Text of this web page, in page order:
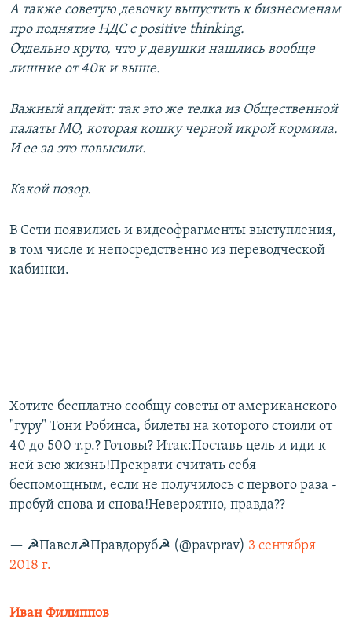
А также советую девочку выпустить к бизнесменам
про поднятие НДС с positive thinking.
Отдельно круто, что у девушки нашлись вообще
лишние от 40к и выше.
Важный апдейт: так это же телка из Общественной
палаты МО, которая кошку черной икрой кормила.
И ее за это повысили.
Какой позор.
В Сети появились и видеофрагменты выступления,
в том числе и непосредственно из переводческой
кабинки.
Хотите бесплатно сообщу советы от американского
"гуру" Тони Робинса, билеты на которого стоили от
40 до 500 т.р.? Готовы? Итак:Поставь цель и иди к
ней всю жизнь!Прекрати считать себя
беспомощным, если не получилось с первого раза -
пробуй снова и снова!Невероятно, правда??
— ☭Павел☭Правдоруб☭ (@pavprav) 3 сентября
2018 г.
Иван Филиппов